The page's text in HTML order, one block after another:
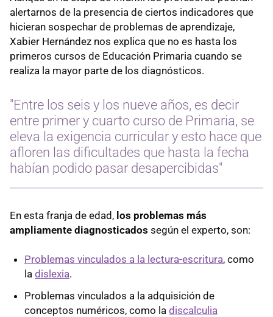
alertarnos de la presencia de ciertos indicadores que
hicieran sospechar de problemas de aprendizaje,
Xabier Hernández nos explica que no es hasta los
primeros cursos de Educación Primaria cuando se
realiza la mayor parte de los diagnósticos.
"Entre los seis y los nueve años, es decir
entre primer y cuarto curso de Primaria, se
eleva la exigencia curricular y esto hace que
afloren las dificultades que hasta la fecha
habían podido pasar desapercibidas"
En esta franja de edad, los problemas más
ampliamente diagnosticados según el experto, son:
Problemas vinculados a la lectura-escritura, como
la dislexia.
Problemas vinculados a la adquisición de
conceptos numéricos, como la discalculia